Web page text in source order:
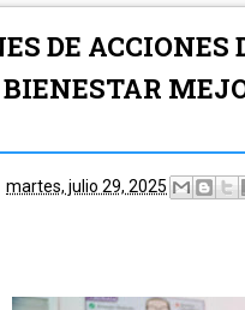
DE ACCIONES
BIENESTAR
martes, julio 29, 2025